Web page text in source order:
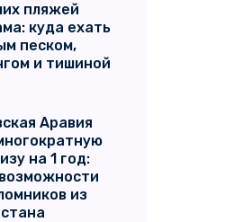
пляжей
куда ехать
песком,
и тишиной
Аравия
на 1 год:
из